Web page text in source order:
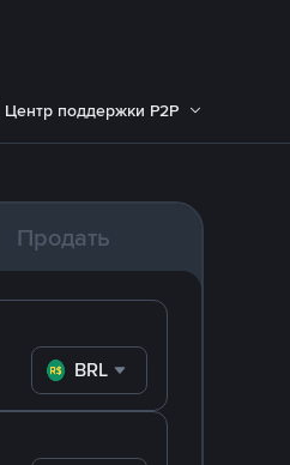
Центр поддержки P2P
Продать
BRL